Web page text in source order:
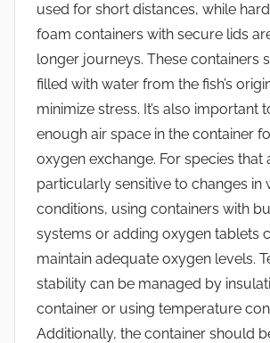
used for short distances, while
foam containers with secure lids
longer journeys. These containers
filled with water from the fish’s
minimize stress. It’s also important
enough air space in the container
oxygen exchange. For species that
particularly sensitive to changes in
conditions, using containers with
systems or adding oxygen tablets
maintain adequate oxygen levels.
stability can be managed by
container or using temperature
Additionally, the container should